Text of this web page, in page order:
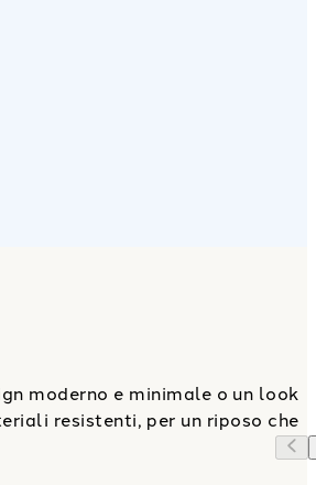
moderno e minimale o un look
resistenti, per un riposo che